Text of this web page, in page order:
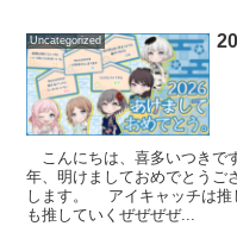
Uncategorized
こんにちは、喜多いつき
年、明けましておめでとう
します。 アイキャッチは推
も推していくぜぜぜぜ...